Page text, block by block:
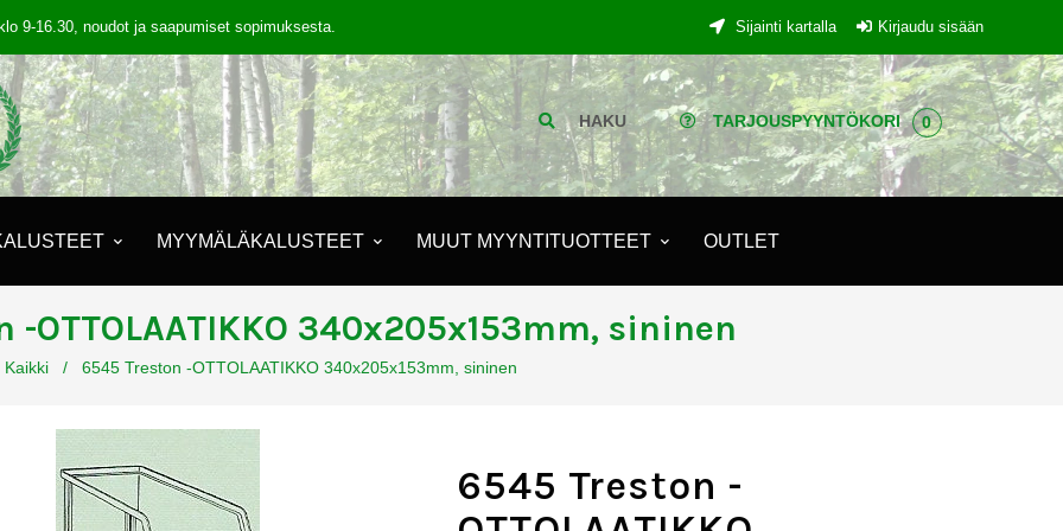
9-16.30, noudot ja saapumiset sopimuksesta. Sijainti kartalla Kirjaudu sisään
HAKU TARJOUSPYYNTÖKORI 0
MYYMÄLÄKALUSTEET MUUT MYYNTITUOTTEET OUTLET
-OTTOLAATIKKO 340x205x153mm, sininen
Kaikki / 6545 Treston -OTTOLAATIKKO 340x205x153mm, sininen
6545 Treston -